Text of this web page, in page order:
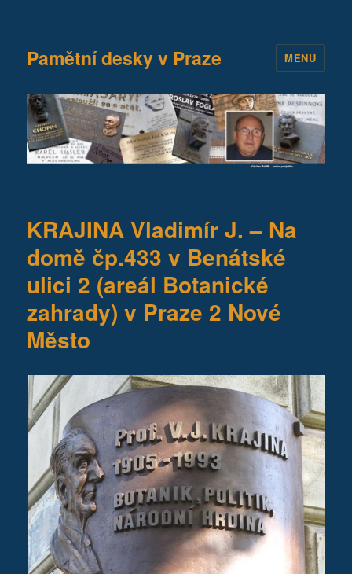
Pamětní desky v Praze MENU
KRAJINA Vladimír J. – Na
domě čp.433 v Benátské
ulici 2 (areál Botanické
zahrady) v Praze 2 Nové
Město